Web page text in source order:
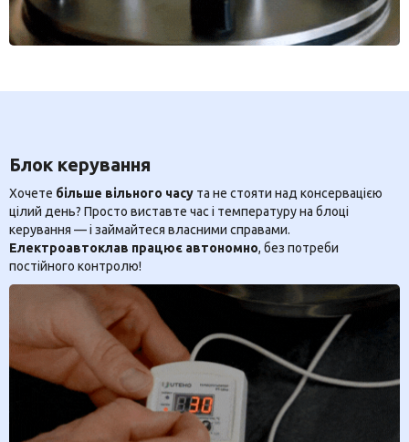
Блок керування
Хочете більше вільного часу та не стояти над консервацією
цілий день? Просто виставте час і температуру на блоці
керування — і займайтеся власними справами.
Електроавтоклав працює автономно, без потреби
постійного контролю!